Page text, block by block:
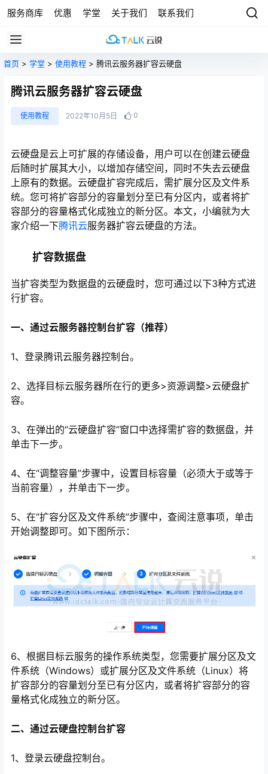
服务商库 优惠 学堂 关于我们 联系我们
首页 > 学堂 > 使用教程 > 腾讯云服务器扩容云硬盘
腾讯云服务器扩容云硬盘
使用教程 2022年10月5日 0
云硬盘是云上可扩展的存储设备，用户可以在创建云硬盘
后随时扩展其大小，以增加存储空间，同时不失去云硬盘
上原有的数据。云硬盘扩容完成后，需扩展分区及文件系
统。您可将扩容部分的容量划分至已有分区内，或者将扩
容部分的容量格式化成独立的新分区。本文，小编就为大
家介绍一下腾讯云服务器扩容云硬盘的方法。
扩容数据盘
当扩容类型为数据盘的云硬盘时，您可通过以下3种方式进
行扩容。
一、通过云服务器控制台扩容（推荐）
1、登录腾讯云服务器控制台。
2、选择目标云服务器所在行的更多>资源调整>云硬盘扩
容。
3、在弹出的“云硬盘扩容”窗口中选择需扩容的数据盘，并
单击下一步。
4、在“调整容量”步骤中，设置目标容量（必须大于或等于
当前容量），并单击下一步。
5、在“扩容分区及文件系统”步骤中，查阅注意事项，单击
开始调整即可。如下图所示：
6、根据目标云服务的操作系统类型，您需要扩展分区及文
件系统（Windows）或扩展分区及文件系统（Linux）将
扩容部分的容量划分至已有分区内，或者将扩容部分的容
量格式化成独立的新分区。
二、通过云硬盘控制台扩容
1、登录云硬盘控制台。